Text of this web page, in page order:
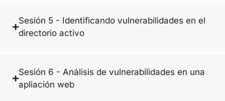
Sesión 5 - Identificando vulnerabilidades en el
directorio activo
Sesión 6 - Análisis de vulnerabilidades en una
apliación web